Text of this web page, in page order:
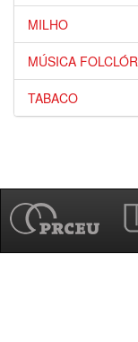
MILHO
MÚSICA
TABACO